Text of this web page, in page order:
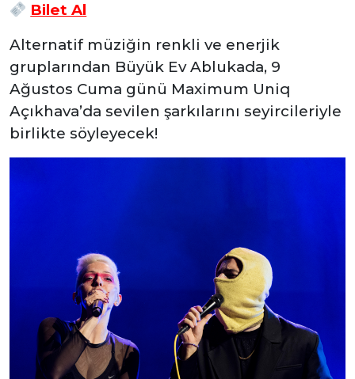
Bilet Al
Alternatif müziğin renkli ve enerjik
gruplarından Büyük Ev Ablukada, 9
Ağustos Cuma günü Maximum Uniq
Açıkhava’da sevilen şarkılarını seyircileriyle
birlikte söyleyecek!